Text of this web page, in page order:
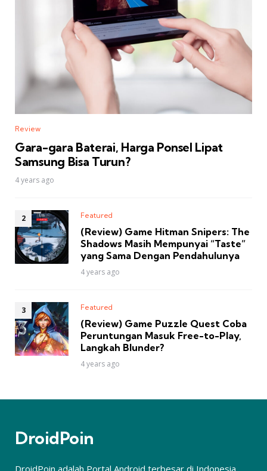
Review
Gara-gara Baterai, Harga Ponsel Lipat
Samsung Bisa Turun?
4 years ago
Featured
(Review) Game Hitman Snipers: The
Shadows Masih Mempunyai “Taste”
yang Sama Dengan Pendahulunya
4 years ago
Featured
(Review) Game Puzzle Quest Coba
Peruntungan Masuk Free-to-Play,
Langkah Blunder?
4 years ago
DroidPoin
DroidPoin adalah Portal Android terbesar di Indonesia.